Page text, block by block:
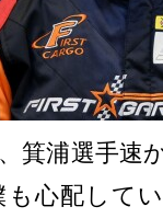
箕浦選手速
心配して